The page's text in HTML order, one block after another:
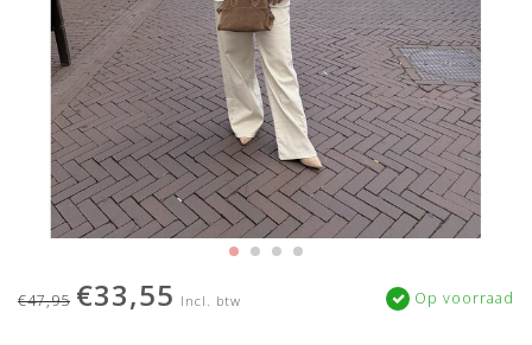
€47,95 €33,55 Incl. btw Op voorraad